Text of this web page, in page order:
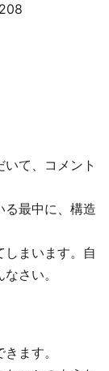
て、コメント
る最中に、構造
まいます。自
さい。
ます。